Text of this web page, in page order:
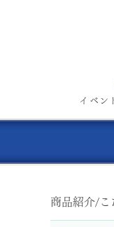
イベン
商品紹介/こ